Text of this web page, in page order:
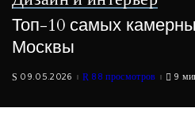
Топ-10 самых
Москвы
09.05.2026 88 просмотров 9